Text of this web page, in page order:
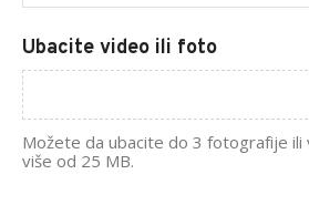
Ubacite video ili foto
Možete da ubacite do 3 fotografije ili
više od 25 MB.